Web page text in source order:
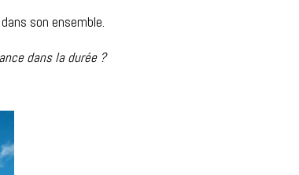
son ensemble.
dans la durée ?